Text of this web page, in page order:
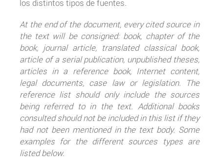
los distintos tipos de fuentes.
At the end of the document, every cited source in
the text will be consigned: book, chapter of the
book, journal article, translated classical book,
article of a serial publication, unpublished theses,
articles in a reference book, Internet content,
legal documents, case law or legislation. The
reference list should only include the sources
being referred to in the text. Additional books
consulted should not be included in this list if they
had not been mentioned in the text body. Some
examples for the different sources types are
listed below.